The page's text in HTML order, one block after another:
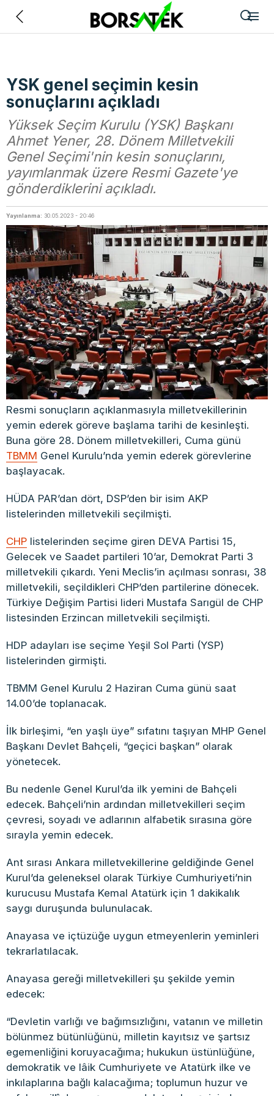
YSK genel seçimin kesin
sonuçlarını açıkladı
Yüksek Seçim Kurulu (YSK) Başkanı
Ahmet Yener, 28. Dönem Milletvekili
Genel Seçimi'nin kesin sonuçlarını,
yayımlanmak üzere Resmi Gazete'ye
gönderdiklerini açıkladı.
Yayınlanma: 30.05.2023 - 20:46
Resmi sonuçların açıklanmasıyla milletvekillerinin
yemin ederek göreve başlama tarihi de kesinleşti.
Buna göre 28. Dönem milletvekilleri, Cuma günü
TBMM Genel Kurulu’nda yemin ederek görevlerine
başlayacak.
HÜDA PAR’dan dört, DSP’den bir isim AKP
listelerinden milletvekili seçilmişti.
CHP listelerinden seçime giren DEVA Partisi 15,
Gelecek ve Saadet partileri 10’ar, Demokrat Parti 3
milletvekili çıkardı. Yeni Meclis’in açılması sonrası, 38
milletvekili, seçildikleri CHP’den partilerine dönecek.
Türkiye Değişim Partisi lideri Mustafa Sarıgül de CHP
listesinden Erzincan milletvekili seçilmişti.
HDP adayları ise seçime Yeşil Sol Parti (YSP)
listelerinden girmişti.
TBMM Genel Kurulu 2 Haziran Cuma günü saat
14.00’de toplanacak.
İlk birleşimi, “en yaşlı üye” sıfatını taşıyan MHP Genel
Başkanı Devlet Bahçeli, “geçici başkan” olarak
yönetecek.
Bu nedenle Genel Kurul’da ilk yemini de Bahçeli
edecek. Bahçeli’nin ardından milletvekilleri seçim
çevresi, soyadı ve adlarının alfabetik sırasına göre
sırayla yemin edecek.
Ant sırası Ankara milletvekillerine geldiğinde Genel
Kurul’da geleneksel olarak Türkiye Cumhuriyeti’nin
kurucusu Mustafa Kemal Atatürk için 1 dakikalık
saygı duruşunda bulunulacak.
Anayasa ve içtüzüğe uygun etmeyenlerin yeminleri
tekrarlatılacak.
Anayasa gereği milletvekilleri şu şekilde yemin
edecek:
“Devletin varlığı ve bağımsızlığını, vatanın ve milletin
bölünmez bütünlüğünü, milletin kayıtsız ve şartsız
egemenliğini koruyacağıma; hukukun üstünlüğüne,
demokratik ve lâik Cumhuriyete ve Atatürk ilke ve
inkılaplarına bağlı kalacağıma; toplumun huzur ve